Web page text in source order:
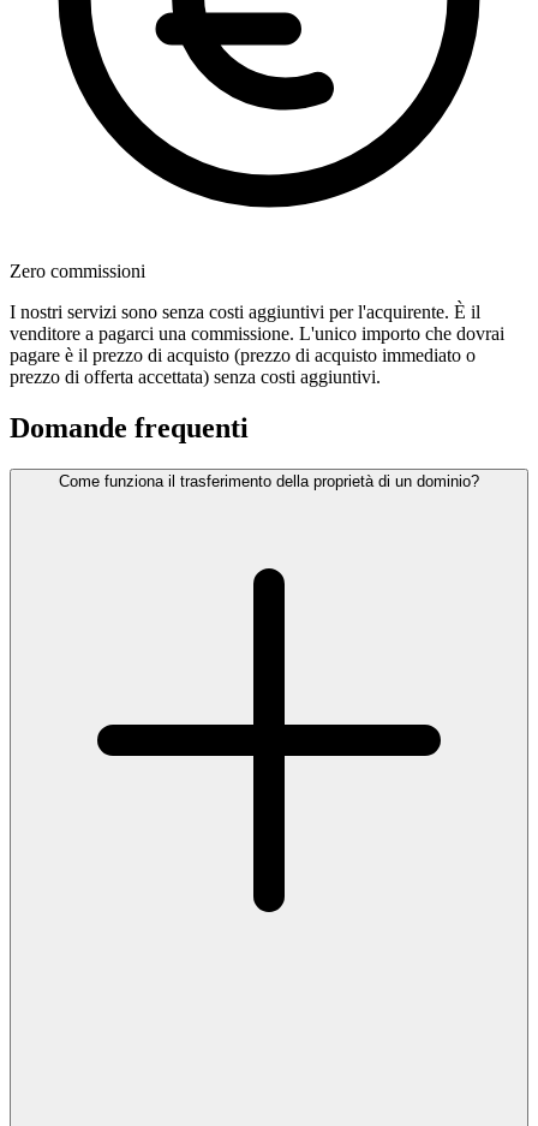
Zero commissioni
I nostri servizi sono senza costi aggiuntivi per l'acquirente. È il
venditore a pagarci una commissione. L'unico importo che dovrai
pagare è il prezzo di acquisto (prezzo di acquisto immediato o
prezzo di offerta accettata) senza costi aggiuntivi.
Domande frequenti
Come funziona il trasferimento della proprietà di un dominio?